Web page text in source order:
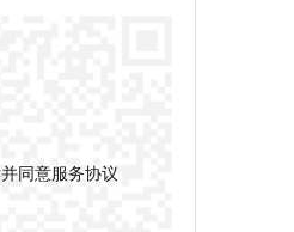
同意服务协议